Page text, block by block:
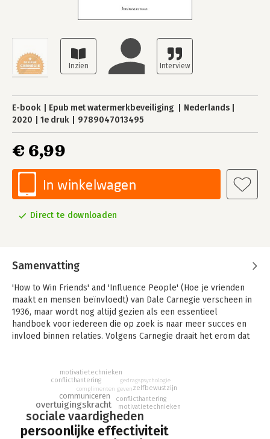
E-book Epub met watermerkbeveiliging
Nederlands
2020
1e druk 9789047013495
€ 6,99
In winkelwagen
Direct te downloaden
Samenvatting
'How to Win Friends' and 'Influence People' (Hoe je vrienden
maakt en mensen beïnvloedt) van Dale Carnegie verscheen in
1936, maar wordt nog altijd gezien als een essentieel
handboek voor iedereen die op zoek is naar meer succes en
invloed binnen relaties. Volgens Carnegie draait het erom dat
Daarvoor geeft hij adviezen als: toon respect voor andermans
ideeën, laat de ander het meest aan het woord en wees
oprecht geïnteresseerd.
Door de jaren heen heeft Carnegie miljoenen mensen
persoonlijke effectiviteit
sociale vaardigheden
overtuigingskracht
communiceren
complimenten geven
conflicthantering
motivatietechnieken
conflicthantering
motivatietechnieken
gedragspsychologie
zelfbewustzijn